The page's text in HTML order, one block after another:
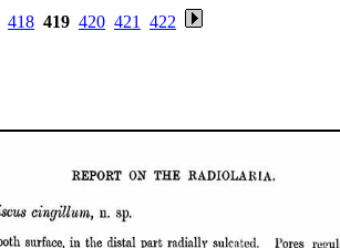
418 419 420 421 422